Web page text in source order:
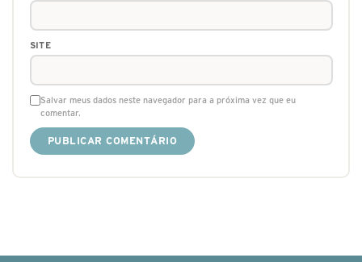
SITE
Salvar meus dados neste navegador para a próxima vez que eu
comentar.